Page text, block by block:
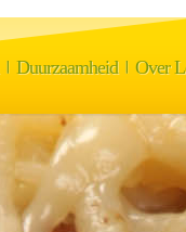
Duurzaamheid Over